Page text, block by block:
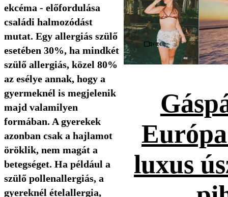
ekcéma - előfordulása
családi halmozódást
mutat. Egy allergiás szülő
esetében 30%, ha mindkét
szülő allergiás, közel 80%
az esélye annak, hogy a
gyermeknél is megjelenik
majd valamilyen
formában. A gyerekek
azonban csak a hajlamot
öröklik, nem magát a
betegséget. Ha például a
szülő pollenallergiás, a
gyereknél ételallergia,
Videó
luxus